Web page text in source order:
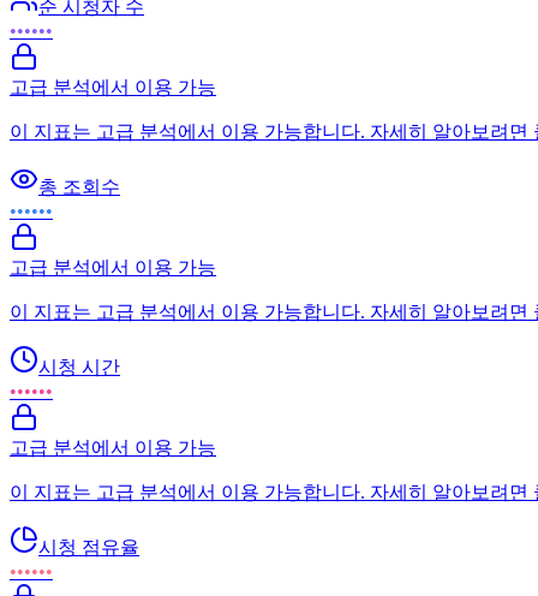
순 시청자 수
••••••
고급 분석에서 이용 가능
이 지표는 고급 분석에서 이용 가능합니다. 자세히 알아보려면
총 조회수
••••••
고급 분석에서 이용 가능
이 지표는 고급 분석에서 이용 가능합니다. 자세히 알아보려면
시청 시간
••••••
고급 분석에서 이용 가능
이 지표는 고급 분석에서 이용 가능합니다. 자세히 알아보려면
시청 점유율
••••••